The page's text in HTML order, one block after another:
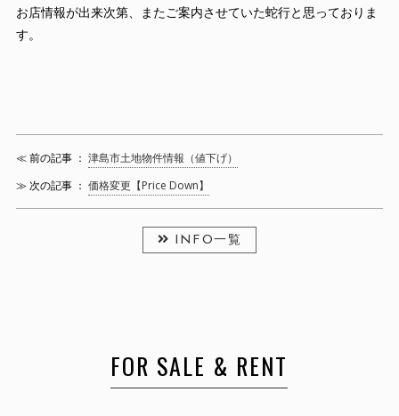
お店情報が出来次第、またご案内させていた蛇行と思っておりま
す。
≪ 前の記事 ： 津島市土地物件情報（値下げ）
≫ 次の記事 ： 価格変更【Price Down】
INFO一覧
FOR SALE & RENT